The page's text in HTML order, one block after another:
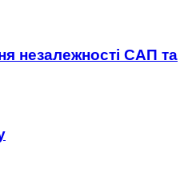
незалежності САП та